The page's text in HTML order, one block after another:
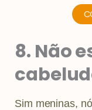
8. Não
Sim meninas,